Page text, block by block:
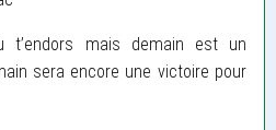
t’endors mais demain est un
sera encore une victoire pour